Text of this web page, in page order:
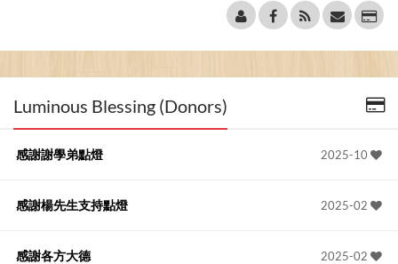
Luminous Blessing (Donors)
2025-10
感謝謝學弟點燈
2025-02
感謝楊先生支持點燈
2025-02
感謝各方大德